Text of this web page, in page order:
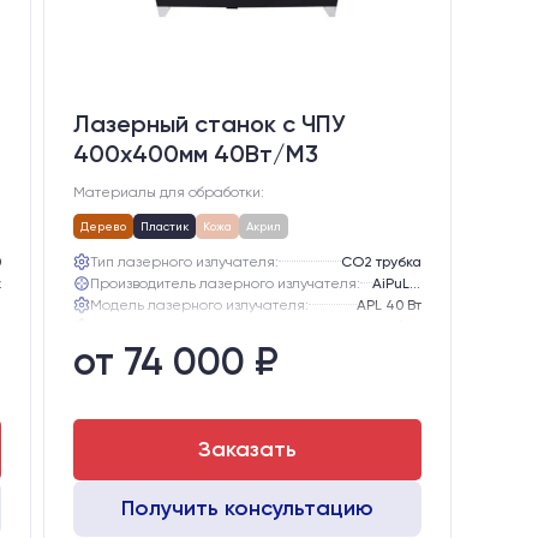
Лазерный станок c ЧПУ
400х400мм 40Вт/М3
Материалы для обработки:
Дерево Пластик Кожа Акрил
Тип лазерного излучателя:
СО2 трубка
Производитель лазерного излучателя:
Модель лазерного излучателя:
APL 40 Вт
Линза:
Зеркала:
от 74 000 ₽
Заказать
Получить консультацию